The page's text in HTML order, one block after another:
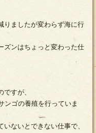
りましたが変わらず海に行
ズンはちょっと変わった仕
すが、
ンゴの養殖を行っていま
ないとできない仕事で、